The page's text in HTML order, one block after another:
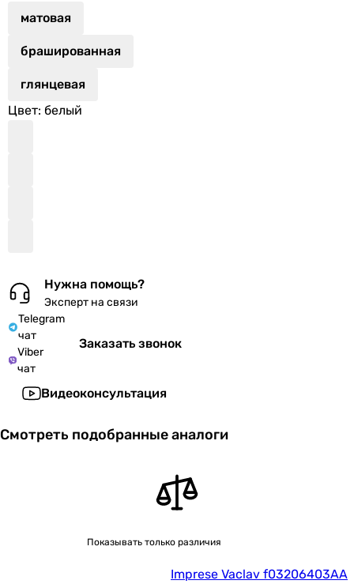
матовая
брашированная
глянцевая
Цвет: белый
Нужна помощь?
Эксперт на связи
Telegram
чат
Viber
чат
Заказать звонок
Видеоконсультация
Смотреть подобранные аналоги
Показывать только различия
Imprese Vaclav f03206403AA